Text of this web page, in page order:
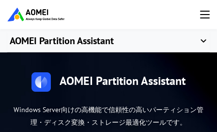
AOMEI Partition Assistant
AOMEI Partition Assistant
Windows Server向けの高機能で信頼性の高いパーティション管
理・ディスク変換・ストレージ最適化ツールです。